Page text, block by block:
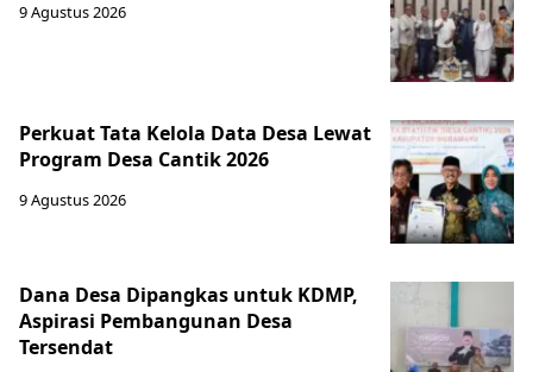
9 Agustus 2026
Perkuat Tata Kelola Data Desa Lewat
Program Desa Cantik 2026
9 Agustus 2026
Dana Desa Dipangkas untuk KDMP,
Aspirasi Pembangunan Desa
Tersendat